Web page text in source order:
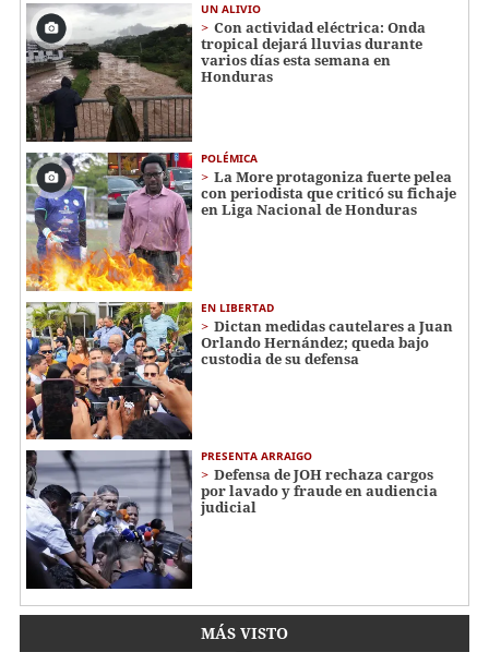
UN ALIVIO
Con actividad eléctrica: Onda
tropical dejará lluvias durante
varios días esta semana en
Honduras
POLÉMICA
La More protagoniza fuerte pelea
con periodista que criticó su fichaje
en Liga Nacional de Honduras
EN LIBERTAD
Dictan medidas cautelares a Juan
Orlando Hernández; queda bajo
custodia de su defensa
PRESENTA ARRAIGO
Defensa de JOH rechaza cargos
por lavado y fraude en audiencia
judicial
MÁS VISTO